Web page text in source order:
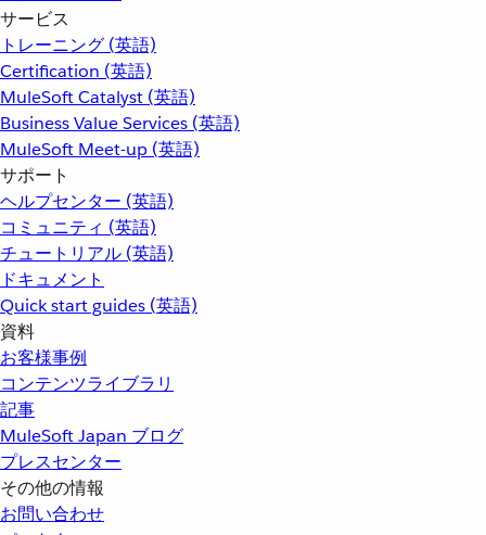
サービス
トレーニング (英語)
Certification (英語)
MuleSoft Catalyst (英語)
Business Value Services (英語)
MuleSoft Meet-up (英語)
サポート
ヘルプセンター (英語)
コミュニティ (英語)
チュートリアル (英語)
ドキュメント
Quick start guides (英語)
資料
お客様事例
コンテンツライブラリ
記事
MuleSoft Japan ブログ
プレスセンター
その他の情報
お問い合わせ